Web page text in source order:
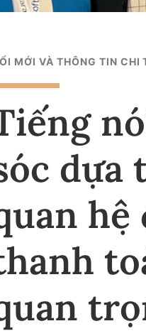
MỚI VÀ THÔNG TIN CHI
dựa
hệ